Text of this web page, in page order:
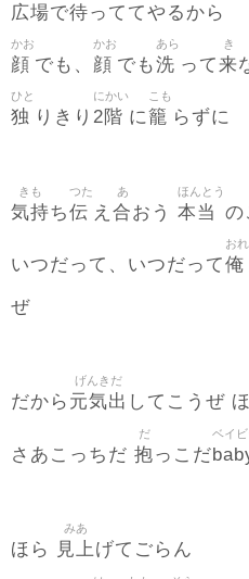
広場で待っててやるから
顔
かお
でも、 顔
かお
でも洗
あら
って来
き
独
ひと
りきり 2階
にかい
に籠
こも
らずに
気持
きも
ち伝
つた
え 合
あ
おう 本当
ほんとう
の
いつだって、いつだって俺
おれ
ぜ
だから 元気出
げんきだ
してこうぜ
さあこっちだ 抱
だ
っこだ
ベイビ
ほら 見上
みあ
げてごらん